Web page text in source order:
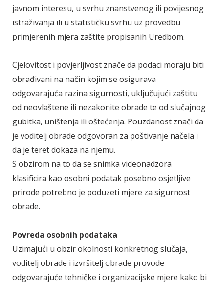
javnom interesu, u svrhu znanstvenog ili povijesnog
istraživanja ili u statističku svrhu uz provedbu
primjerenih mjera zaštite propisanih Uredbom.
Cjelovitost i povjerljivost znače da podaci moraju biti
obrađivani na način kojim se osigurava
odgovarajuća razina sigurnosti, uključujući zaštitu
od neovlaštene ili nezakonite obrade te od slučajnog
gubitka, uništenja ili oštećenja. Pouzdanost znači da
je voditelj obrade odgovoran za poštivanje načela i
da je teret dokaza na njemu.
S obzirom na to da se snimka videonadzora
klasificira kao osobni podatak posebno osjetljive
prirode potrebno je poduzeti mjere za sigurnost
obrade.
Povreda osobnih podataka
Uzimajući u obzir okolnosti konkretnog slučaja,
voditelj obrade i izvršitelj obrade provode
odgovarajuće tehničke i organizacijske mjere kako bi